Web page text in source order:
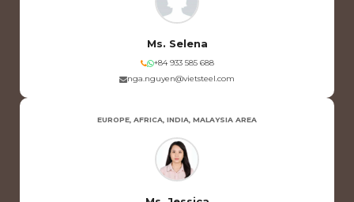
Ms. Selena
+84 933 585 688
nga.nguyen@vietsteel.com
EUROPE, AFRICA, INDIA, MALAYSIA AREA